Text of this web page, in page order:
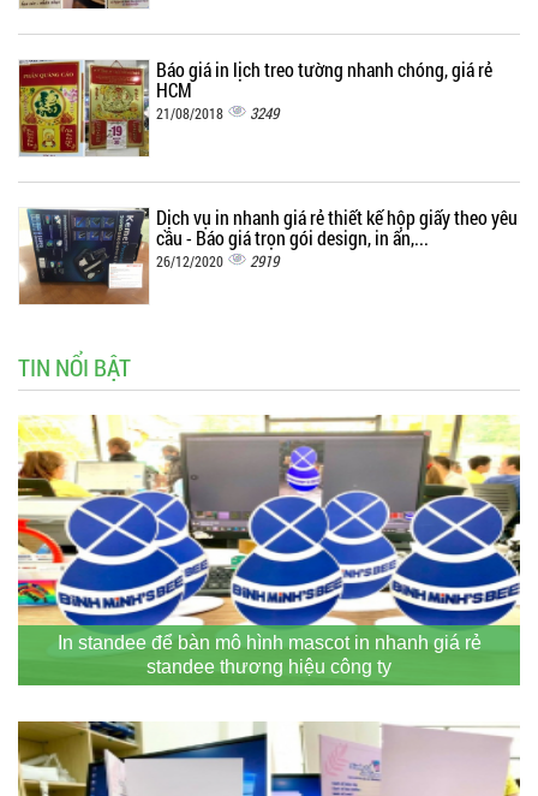
Báo giá in lịch treo tường nhanh chóng, giá rẻ
HCM
21/08/2018 3249
Dịch vụ in nhanh giá rẻ thiết kế hộp giấy theo yêu
cầu - Báo giá trọn gói design, in ấn,...
26/12/2020 2919
TIN NỔI BẬT
In standee để bàn mô hình mascot in nhanh giá rẻ
standee thương hiệu công ty